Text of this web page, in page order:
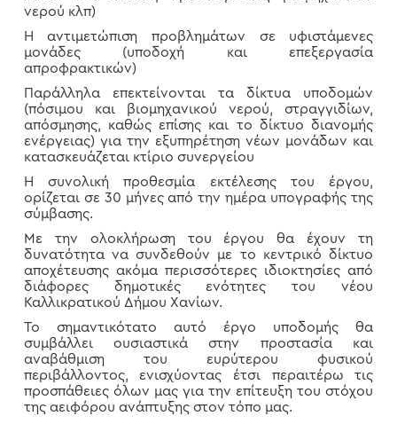
νερού κλπ)
Η αντιμετώπιση προβλημάτων σε υφιστάμενες
μονάδες (υποδοχή και επεξεργασία
απροφρακτικών)
Παράλληλα επεκτείνονται τα δίκτυα υποδομών
(πόσιμου και βιομηχανικού νερού, στραγγιδίων,
απόσμησης, καθώς επίσης και το δίκτυο διανομής
ενέργειας) για την εξυπηρέτηση νέων μονάδων και
κατασκευάζεται κτίριο συνεργείου
Η συνολική προθεσμία εκτέλεσης του έργου,
ορίζεται σε 30 μήνες από την ημέρα υπογραφής της
σύμβασης.
Με την ολοκλήρωση του έργου θα έχουν τη
δυνατότητα να συνδεθούν με το κεντρικό δίκτυο
αποχέτευσης ακόμα περισσότερες ιδιοκτησίες από
διάφορες δημοτικές ενότητες του νέου
Καλλικρατικού Δήμου Χανίων.
Το σημαντικότατο αυτό έργο υποδομής θα
συμβάλλει ουσιαστικά στην προστασία και
αναβάθμιση του ευρύτερου φυσικού
περιβάλλοντος, ενισχύοντας έτσι περαιτέρω τις
προσπάθειες όλων μας για την επίτευξη του στόχου
της αειφόρου ανάπτυξης στον τόπο μας.